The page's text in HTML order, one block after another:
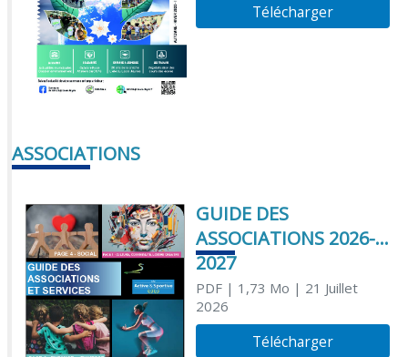
Télécharger
ASSOCIATIONS
GUIDE DES
ASSOCIATIONS 2026-
2027
PDF| 1,73 Mo | 21 Juillet
2026
Télécharger